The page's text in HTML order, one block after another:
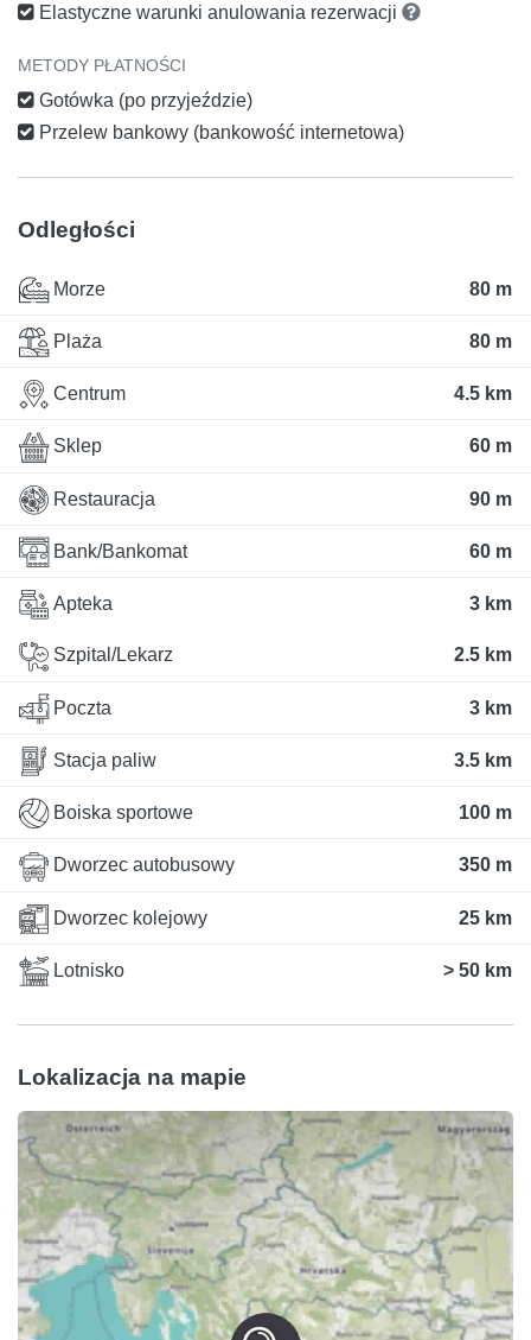
Elastyczne warunki anulowania rezerwacji
METODY PŁATNOŚCI
Gotówka (po przyjeździe)
Przelew bankowy (bankowość internetowa)
Odległości
Morze 80 m
Plaża 80 m
Centrum 4.5 km
Sklep 60 m
Restauracja 90 m
Bank/Bankomat 60 m
Apteka 3 km
Szpital/Lekarz 2.5 km
Poczta 3 km
Stacja paliw 3.5 km
Boiska sportowe 100 m
Dworzec autobusowy 350 m
Dworzec kolejowy 25 km
Lotnisko > 50 km
Lokalizacja na mapie